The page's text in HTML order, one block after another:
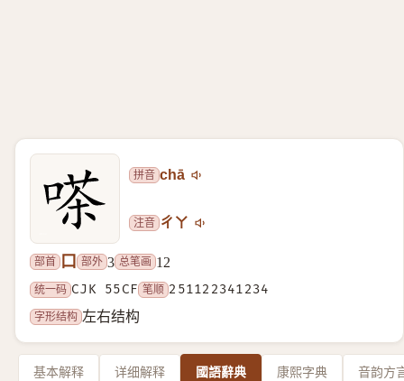
拼音 chā
注音 ㄔㄚ
部首 口 部外 3 总笔画 12
统一码 CJK 55CF 笔顺 251122341234
字形结构 左右结构
基本解释 详细解释 國語辭典 康熙字典 音韵方